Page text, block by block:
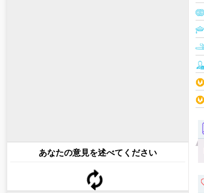
あなたの意見を述べてください